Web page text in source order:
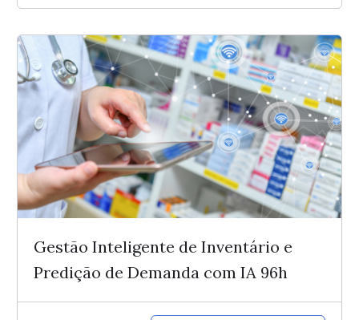
Gestão Inteligente de Inventário e
Predição de Demanda com IA 96h